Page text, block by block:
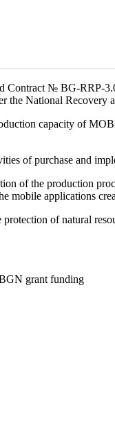
№ BG-RRP-
the National Recovery
capacity of
of purchase and
of the production
mobile applications
of natural
grant funding